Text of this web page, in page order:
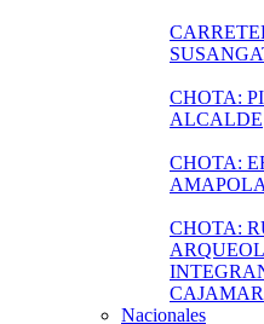
CHOTA:
ALCALDE
CHOTA:
CHOTA:
Nacionales